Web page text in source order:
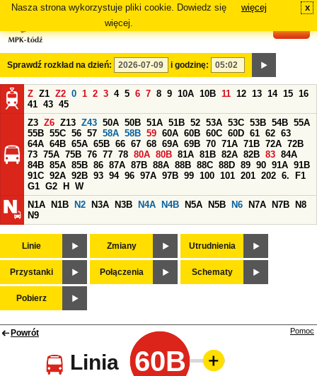
Nasza strona wykorzystuje pliki cookie. Dowiedz się
więcej.
więcej x
Sprawdź rozkład na dzień: i godzinę:
Z Z1 Z2 0 1 2 3 4 5 6 7 8 9 10A 10B 11 12 13 14 15 16
41 43 45
Z3 Z6 Z13 Z43 50A 50B 51A 51B 52 53A 53C 53B 54B 55A
55B 55C 56 57 58A 58B 59 60A 60B 60C 60D 61 62 63
64A 64B 65A 65B 66 67 68 69A 69B 70 71A 71B 72A 72B
73 75A 75B 76 77 78 80A 80B 81A 81B 82A 82B 83 84A
84B 85A 85B 86 87A 87B 88A 88B 88C 88D 89 90 91A 91B
91C 92A 92B 93 94 96 97A 97B 99 100 101 201 202 6.
F1
G1 G2 H
W
N1A
N1B N2 N3A N3B N4A N4B N5A N5B N6 N7A N7B
N8
N9
Linie Zmiany Utrudnienia
Przystanki Połączenia Schematy
Pobierz
Powrót
Linia 60B
Pomoc